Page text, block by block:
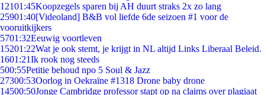
12101:45Koopzegels sparen bij AH duurt straks 2x zo lang
25901:40[Videoland] B&B vol liefde 6de seizoen #1 voor de
vooruitkijkers
5701:32Eeuwig voortleven
15201:22Wat je ook stemt, je krijgt in NL altijd Links Liberaal Beleid.
1601:21Ik rook nog steeds
500:55Petitie behoud npo 5 Soul & Jazz
27300:53Oorlog in Oekraïne #1318 Drone baby drone
14500:50Jonge Cambridge professor stapt op na claims over plagiaat